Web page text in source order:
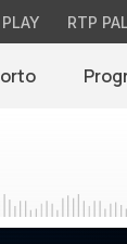
RTP